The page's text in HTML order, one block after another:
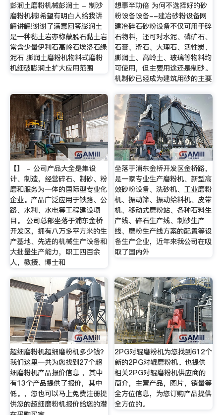
彭润土磨粉机械彭润土 - 制沙
磨粉机械!希望有明白人给我讲
解讲解!谢谢了满意回答膨润土
是一种黏土岩亦称蒙脱石黏土岩
常含少量伊利石高岭石埃洛石绿
泥石 膨润土磨粉机物料式磨粉
机细破膨润土扩大应用范围
想事半功倍 为何不选择好的砂
粉设备设备--建冶砂粉设备网
建冶碎石砂粉设备不仅可用于碎
石物料，还可对水泥、磷矿石、
石膏、滑石、大理石、活性炭、
膨润土、高岭土、玻璃等物料均
可使用，但主要用途还是制砂。
机制砂已经成为建筑用砂的主要
【】 - 公司产品大全是集设
计、制造，经营碎石、制砂、粉
磨和服务为一体的国际型专业化
企业。产品广泛应用于铁路、公
路、水利、水电等工程建设项
目。 公司总部坐落于浦东金桥
开发区，拥有八万多平方米的生
产基地、先进的机械生产设备和
大批量生产能力，职工四百余
人，教授、博士和
坐落于浦东金桥开发区金桥路，
是一家专业生产磨粉机、新型高
效砂粉设备、洗砂机、工业磨粉
机、振动筛、振动给料机、皮带
机、移动式磨粉站、各种石料生
产线、碎石生产线、制砂生产
线、磨粉生产线方案的配置等设
备生产企业，近年来我公司在吸
取了国内外
超细磨粉机超细磨粉机多少钱？
我们这里一共为您找到27个超
细磨粉机产品报价信息 ，其中
有13个产品提供了报价，其中
低。，您也可以马上免费注册提
供您的超细磨粉机报价给您的潜
2PG对辊磨粉机为您找到612个
新的2PG对辊磨粉机。也提供
相关2PG对辊磨粉机供应商的
简介，主营产品，图片，销量等
全方位信息，为您订购产品提供
全方位的。